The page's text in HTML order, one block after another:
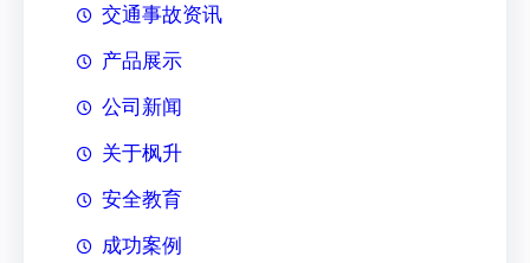
交通事故资讯
产品展示
公司新闻
关于枫升
安全教育
成功案例